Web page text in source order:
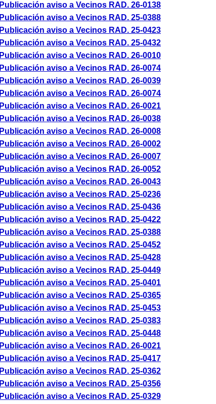
Publicación aviso a Vecinos RAD. 26-0138
Publicación aviso a Vecinos RAD. 25-0388
Publicación aviso a Vecinos RAD. 25-0423
Publicación aviso a Vecinos RAD. 25-0432
Publicación aviso a Vecinos RAD. 26-0010
Publicación aviso a Vecinos RAD. 26-0074
Publicación aviso a Vecinos RAD. 26-0039
Publicación aviso a Vecinos RAD. 26-0074
Publicación aviso a Vecinos RAD. 26-0021
Publicación aviso a Vecinos RAD. 26-0038
Publicación aviso a Vecinos RAD. 26-0008
Publicación aviso a Vecinos RAD. 26-0002
Publicación aviso a Vecinos RAD. 26-0007
Publicación aviso a Vecinos RAD. 26-0052
Publicación aviso a Vecinos RAD. 26-0043
Publicación aviso a Vecinos RAD. 25-0236
Publicación aviso a Vecinos RAD. 25-0436
Publicación aviso a Vecinos RAD. 25-0422
Publicación aviso a Vecinos RAD. 25-0388
Publicación aviso a Vecinos RAD. 25-0452
Publicación aviso a Vecinos RAD. 25-0428
Publicación aviso a Vecinos RAD. 25-0449
Publicación aviso a Vecinos RAD. 25-0401
Publicación aviso a Vecinos RAD. 25-0365
Publicación aviso a Vecinos RAD. 25-0453
Publicación aviso a Vecinos RAD. 25-0383
Publicación aviso a Vecinos RAD. 25-0448
Publicación aviso a Vecinos RAD. 26-0021
Publicación aviso a Vecinos RAD. 25-0417
Publicación aviso a Vecinos RAD. 25-0362
Publicación aviso a Vecinos RAD. 25-0356
Publicación aviso a Vecinos RAD. 25-0329